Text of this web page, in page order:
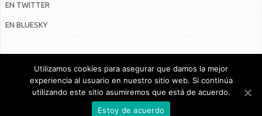
EN TWITTER
EN BLUESKY
© Radiocable en Internet S.L.
CONTRATO DE SERVICIOS Y POLÍTICA DE PRIVACIDAD
Utilizamos cookies para asegurar que damos la mejor
experiencia al usuario en nuestro sitio web. Si continúa
utilizando este sitio asumiremos que está de acuerdo.
Estoy de acuerdo